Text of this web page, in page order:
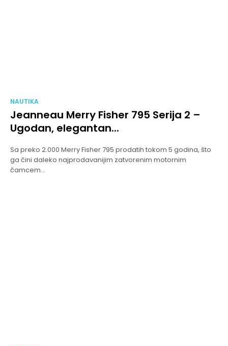
NAUTIKA
Jeanneau Merry Fisher 795 Serija 2 –
Ugodan, elegantan...
Sa preko 2.000 Merry Fisher 795 prodatih tokom 5 godina, što
ga čini daleko najprodavanijim zatvorenim motornim
čamcem...